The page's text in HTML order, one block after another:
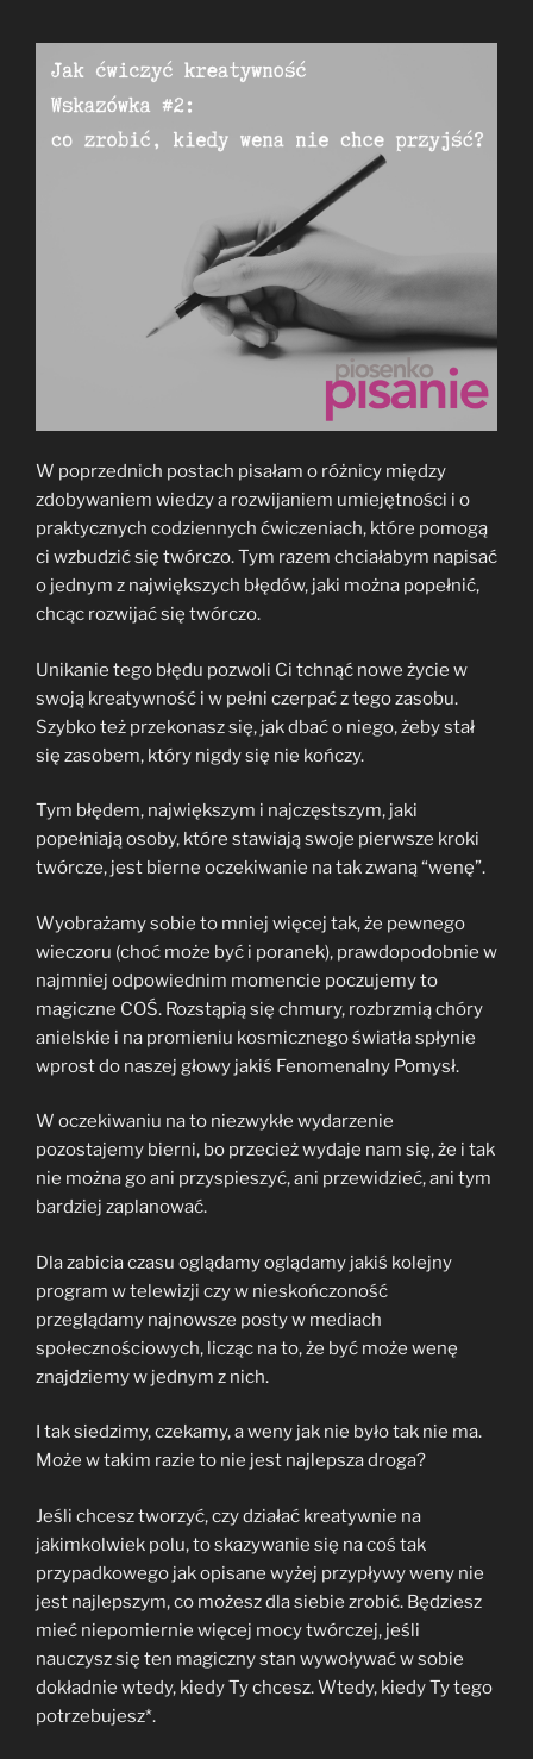
W poprzednich postach pisałam o różnicy między
zdobywaniem wiedzy a rozwijaniem umiejętności i o
praktycznych codziennych ćwiczeniach, które pomogą
ci wzbudzić się twórczo. Tym razem chciałabym napisać
o jednym z największych błędów, jaki można popełnić,
chcąc rozwijać się twórczo.
Unikanie tego błędu pozwoli Ci tchnąć nowe życie w
swoją kreatywność i w pełni czerpać z tego zasobu.
Szybko też przekonasz się, jak dbać o niego, żeby stał
się zasobem, który nigdy się nie kończy.
Tym błędem, największym i najczęstszym, jaki
popełniają osoby, które stawiają swoje pierwsze kroki
twórcze, jest bierne oczekiwanie na tak zwaną “wenę”.
Wyobrażamy sobie to mniej więcej tak, że pewnego
wieczoru (choć może być i poranek), prawdopodobnie w
najmniej odpowiednim momencie poczujemy to
magiczne COŚ. Rozstąpią się chmury, rozbrzmią chóry
anielskie i na promieniu kosmicznego światła spłynie
wprost do naszej głowy jakiś Fenomenalny Pomysł.
W oczekiwaniu na to niezwykłe wydarzenie
pozostajemy bierni, bo przecież wydaje nam się, że i tak
nie można go ani przyspieszyć, ani przewidzieć, ani tym
bardziej zaplanować.
Dla zabicia czasu oglądamy oglądamy jakiś kolejny
program w telewizji czy w nieskończoność
przeglądamy najnowsze posty w mediach
społecznościowych, licząc na to, że być może wenę
znajdziemy w jednym z nich.
I tak siedzimy, czekamy, a weny jak nie było tak nie ma.
Może w takim razie to nie jest najlepsza droga?
Jeśli chcesz tworzyć, czy działać kreatywnie na
jakimkolwiek polu, to skazywanie się na coś tak
przypadkowego jak opisane wyżej przypływy weny nie
jest najlepszym, co możesz dla siebie zrobić. Będziesz
mieć niepomiernie więcej mocy twórczej, jeśli
nauczysz się ten magiczny stan wywoływać w sobie
dokładnie wtedy, kiedy Ty chcesz. Wtedy, kiedy Ty tego
potrzebujesz*.